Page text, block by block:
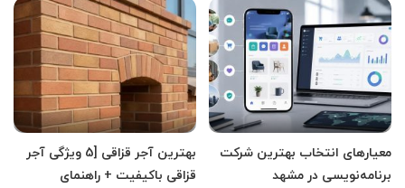
معیارهای انتخاب بهترین شرکت
برنامه‌نویسی در مشهد
بهترین آجر قزاقی [5 ویژگی آجر
قزاقی باکیفیت + راهنمای